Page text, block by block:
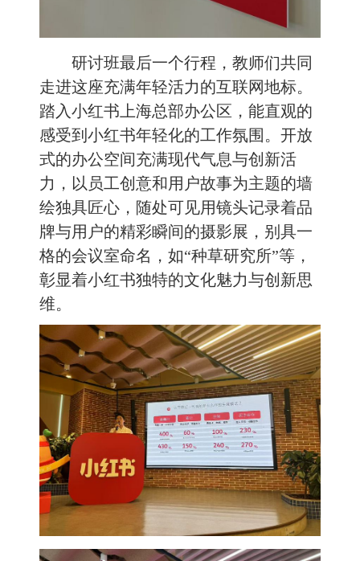
研讨班最后一个行程，教师们共同
走进这座充满年轻活力的互联网地标。
踏入小红书上海总部办公区，能直观的
感受到小红书年轻化的工作氛围。开放
式的办公空间充满现代气息与创新活
力，以员工创意和用户故事为主题的墙
绘独具匠心，随处可见用镜头记录着品
牌与用户的精彩瞬间的摄影展，别具一
格的会议室命名，如“种草研究所”等，
彰显着小红书独特的文化魅力与创新思
维。